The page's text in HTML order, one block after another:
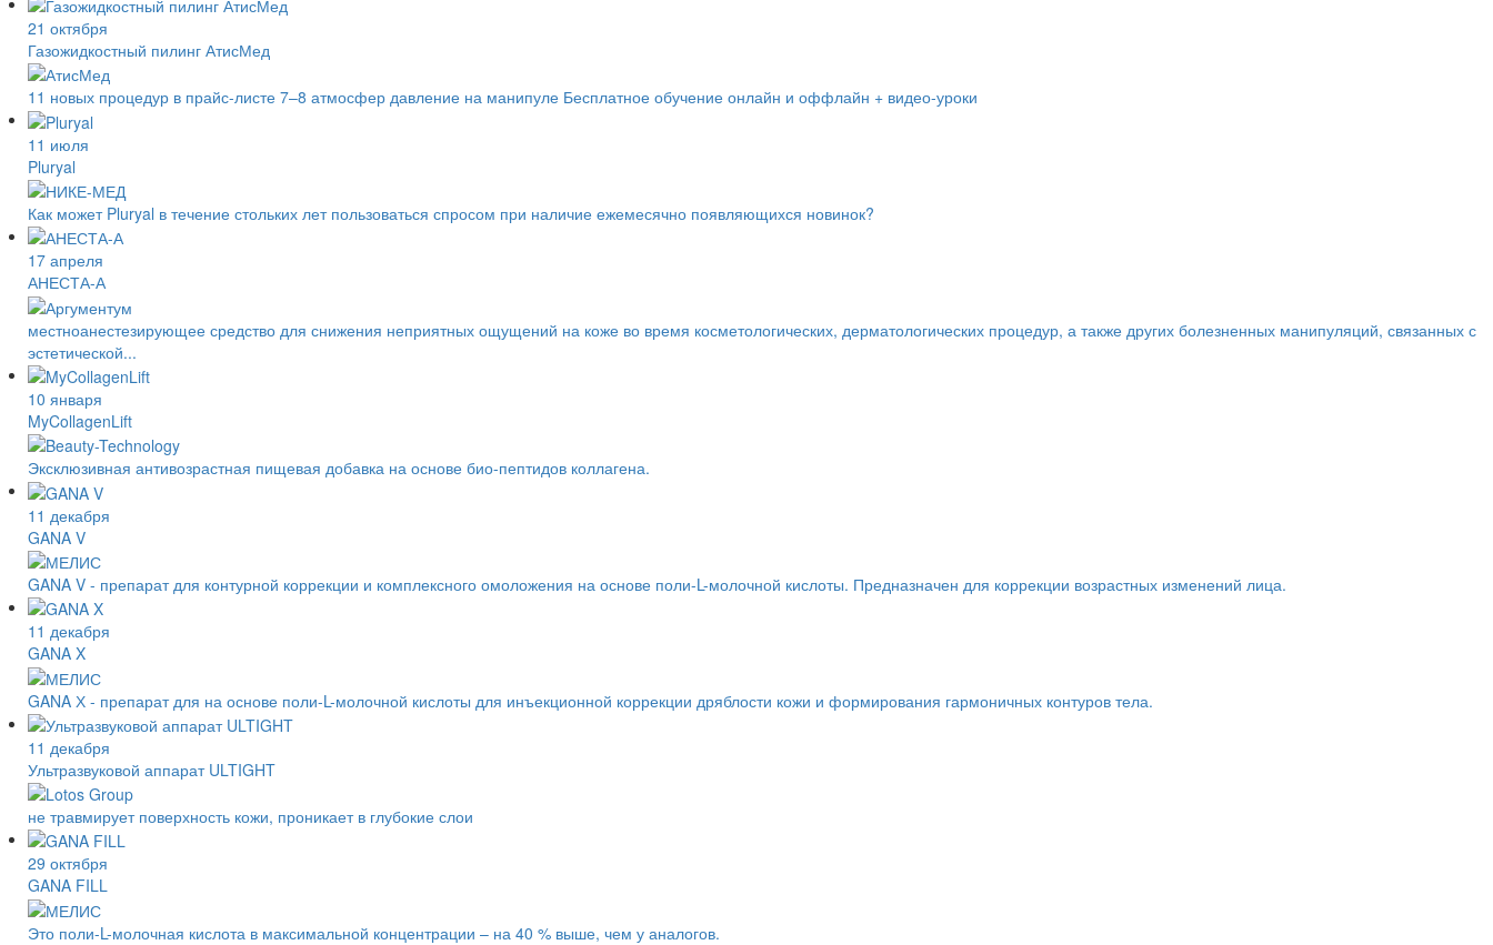
21 октября
Газожидкостный пилинг АтисМед
11 новых процедур в прайс-листе 7–8 атмосфер давление на манипуле Бесплатное обучение онлайн и оффлайн + видео-уроки
11 июля
Pluryal
Как может Pluryal в течение стольких лет пользоваться спросом при наличие ежемесячно появляющихся новинок?
17 апреля
АНЕСТА-А
местноанестезирующее средство для снижения неприятных ощущений на коже во время косметологических, дерматологических процедур, а также других болезненных манипуляций, связанных с
эстетической...
10 января
MyCollagenLift
Эксклюзивная антивозрастная пищевая добавка на основе био-пептидов коллагена.
11 декабря
GANA V
GANA V - препарат для контурной коррекции и комплексного омоложения на основе поли-L-молочной кислоты. Предназначен для коррекции возрастных изменений лица.
11 декабря
GANA X
GANA Х - препарат для на основе поли-L-молочной кислоты для инъекционной коррекции дряблости кожи и формирования гармоничных контуров тела.
11 декабря
Ультразвуковой аппарат ULTIGHT
не травмирует поверхность кожи, проникает в глубокие слои
29 октября
GANA FILL
Это поли-L-молочная кислота в максимальной концентрации – на 40 % выше, чем у аналогов.